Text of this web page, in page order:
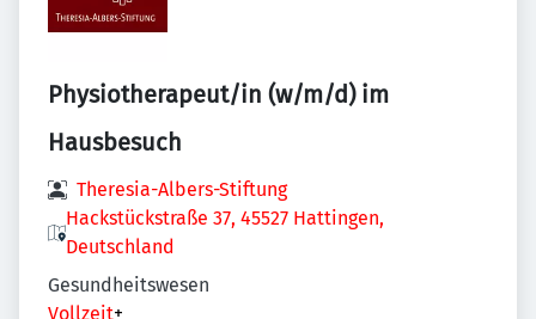
Physiotherapeut/in (w/m/d) im
Hausbesuch
Theresia-Albers-Stiftung
Hackstückstraße 37, 45527 Hattingen,
Deutschland
Gesundheitswesen
Vollzeit+